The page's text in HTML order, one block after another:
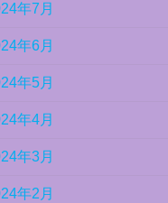
年7月
年6月
年5月
年4月
年3月
年2月